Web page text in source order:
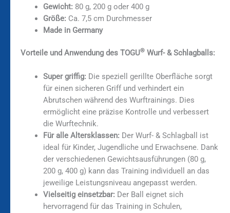
Gewicht: 80 g, 200 g oder 400 g
Größe: Ca. 7,5 cm Durchmesser
Made in Germany
Vorteile und Anwendung des TOGU® Wurf- & Schlagballs:
Super griffig: Die speziell gerillte Oberfläche sorgt
für einen sicheren Griff und verhindert ein
Abrutschen während des Wurftrainings. Dies
ermöglicht eine präzise Kontrolle und verbessert
die Wurftechnik.
Für alle Altersklassen: Der Wurf- & Schlagball ist
ideal für Kinder, Jugendliche und Erwachsene. Dank
der verschiedenen Gewichtsausführungen (80 g,
200 g, 400 g) kann das Training individuell an das
jeweilige Leistungsniveau angepasst werden.
Vielseitig einsetzbar: Der Ball eignet sich
hervorragend für das Training in Schulen,